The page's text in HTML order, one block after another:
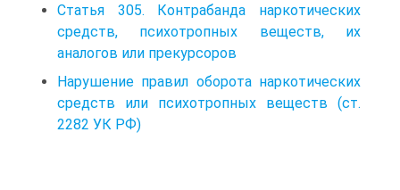
Статья 305. Контрабанда наркотических
средств, психотропных веществ, их
аналогов или прекурсоров
Нарушение правил оборота наркотических
средств или психотропных веществ (ст.
2282 УК РФ)